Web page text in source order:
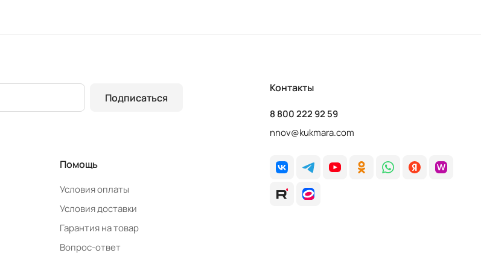
Подписаться
Помощь
Условия оплаты
Условия доставки
Гарантия на товар
Вопрос-ответ
Контакты
8 800 222 92 59
nnov@kukmara.com